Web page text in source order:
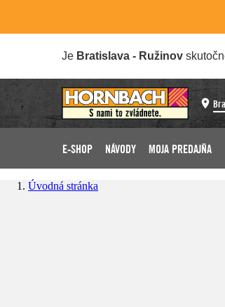
Je Bratislava - Ružinov
E-SHOP NÁVODY MOJA PREDAJŇA
Úvodná stránka